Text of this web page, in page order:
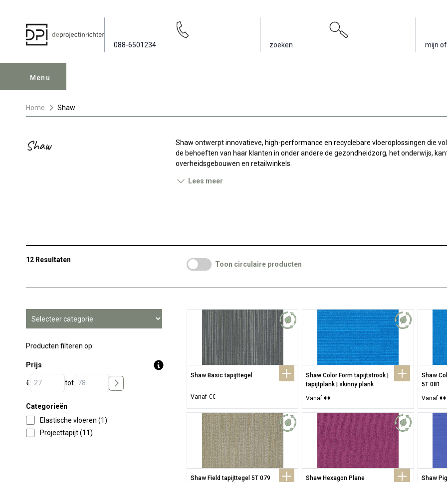
088-6501234 zoeken mijn
Menu
Home Shaw
Shaw
Shaw ontwerpt innovatieve, high-performance en recyclebare vloeroplossingen die
de behoeften van haar klanten in onder andere de gezondheidzorg, het onderwijs,
overheidsgebouwen en retailwinkels.
Lees meer
12 Resultaten
Toon circulaire producten
Producten filteren op:
Prijs
€ tot
Categorieën
Elastische vloeren (1)
Projecttapijt (11)
Shaw Basic tapijttegel
Vanaf €€
Shaw Color Form tapijtstrook |
tapijtplank | skinny plank
Vanaf €€
Shaw
5T 081
Vanaf €€
Shaw Field tapijttegel 5T 079
Shaw Hexagon Plane
Shaw